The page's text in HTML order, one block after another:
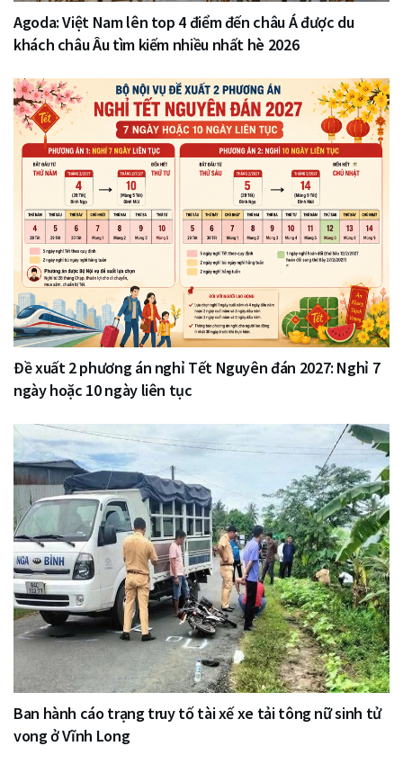
Agoda: Việt Nam lên top 4 điểm đến châu Á được du
khách châu Âu tìm kiếm nhiều nhất hè 2026
Đề xuất 2 phương án nghỉ Tết Nguyên đán 2027: Nghỉ 7
ngày hoặc 10 ngày liên tục
Ban hành cáo trạng truy tố tài xế xe tải tông nữ sinh tử
vong ở Vĩnh Long